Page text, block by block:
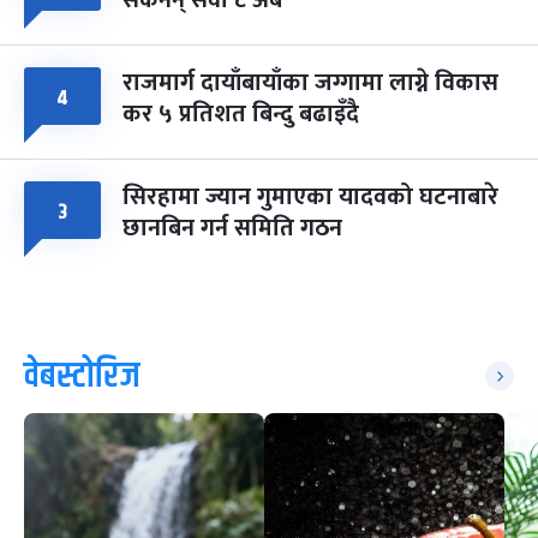
४ राजमार्ग दायाँबायाँका जग्गामा लाग्ने विकास
कर ५ प्रतिशत बिन्दु बढाइँदै
३ सिरहामा ज्यान गुमाएका यादवको घटनाबारे
छानबिन गर्न समिति गठन
वेबस्टोरिज